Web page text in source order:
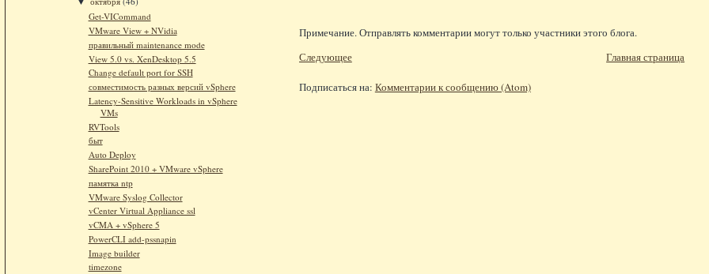
▼
Get-VICommand
VMware View + NVidia
правильный maintenance mode
View 5.0 vs. XenDesktop 5.5
Change default port for SSH
совместимость разных версий vSphere
Latency-Sensitive Workloads in vSphere
VMs
RVTools
быт
Auto Deploy
SharePoint 2010 + VMware vSphere
памятка ntp
VMware Syslog Collector
vCenter Virtual Appliance ssl
vCMA + vSphere 5
PowerCLI add-pssnapin
Image builder
timezone
Примечание. Отправлять комментарии могут только участники этого блога.
Следующее
Главная страница
Подписаться на: Комментарии к сообщению (Atom)